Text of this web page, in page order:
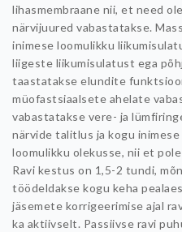
lihasmembraane nii, et need
närvijuured vabastatakse.
inimese loomulikku
liigeste liikumisulatust ega
taastatakse elundite
müofastsiaalsete ahelate
vabastatakse vere- ja
närvide talitlus ja kogu
loomulikku olekusse, nii et
Ravi kestus on 1,5-2 tundi,
töödeldakse kogu keha
jäsemete korrigeerimise ajal
ka aktiivselt. Passiivse ravi